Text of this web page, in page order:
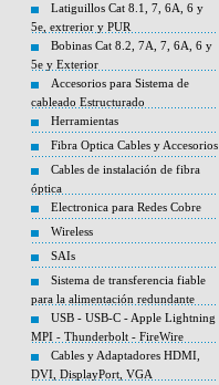
Latiguillos Cat 8.1, 7, 6A, 6 y
5e, extrerior y PUR
Bobinas Cat 8.2, 7A, 7, 6A, 6 y
5e y Exterior
Accesorios para Sistema de
cableado Estructurado
Herramientas
Fibra Optica Cables y Accesorios
Cables de instalación de fibra
óptica
Electronica para Redes Cobre
Wireless
SAIs
Sistema de transferencia fiable
para la alimentación redundante
USB - USB-C - Apple Lightning
MPI - Thunderbolt - FireWire
Cables y Adaptadores HDMI,
DVI, DisplayPort, VGA